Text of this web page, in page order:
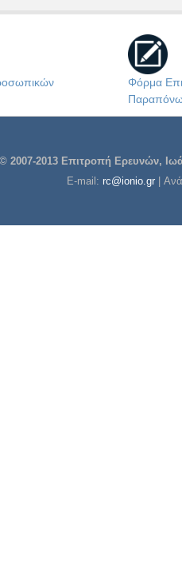
Φόρμα
© 2007-2013 Επιτροπή Ερευνών,
E-mail: rc@ionio.gr|